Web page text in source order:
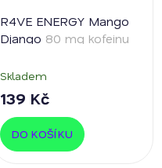
R4VE ENERGY Mango
Django 80 mg kofeinu
Skladem
139 Kč
DO KOŠÍKU